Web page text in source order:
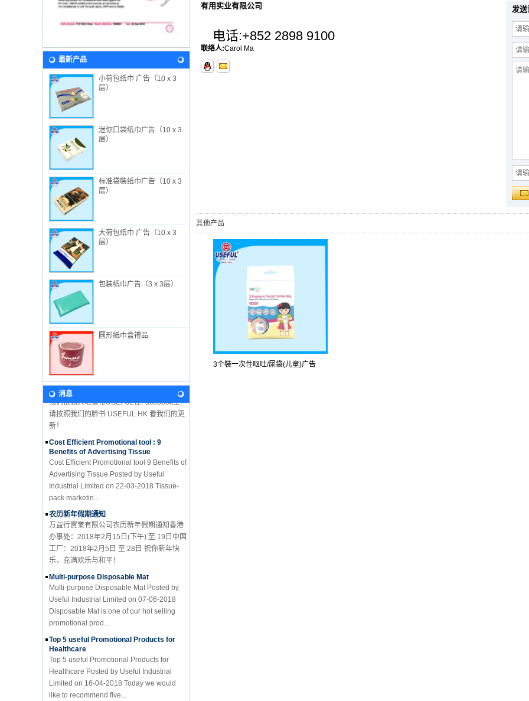
最新产品
小荷包纸巾 广告（10 x 3
层）
迷你口袋纸巾广告（10 x 3
层）
标准袋裝纸巾广告（10 x 3
层）
大荷包纸巾 广告（10 x 3
层）
包装纸巾广告（3 x 3层）
圆形紙巾盒禮品
消息
关于我们
萬益行工业有限公司 成立于 1982年, 总部设
在香港, 工厂在中国惠州, 专生产一次性卫生
用品。 除了向内地市场销售外, 萬益行的产
品也远销世界各地...
新闻
2018年婴儿展期间，我们来参观吧！ 我们期
待在这里见到你！ 香港婴儿用品展 2018年1
月8日至11日展位：3F-B11 万益行实业有限
公司 香港会议展览中...
我们的愿景
在未来, 萬益行将继续沿着从公司名称和徽标
中获得的原则和价值进行开发。致力延續公
司科学创新的精神和质量管理的承诺 (由
ISO9001: 2008 认证), ...
有用的Facebook
我们很高兴地宣布USEFUL在Facebook上！
请按照我们的脸书 USEFUL HK 看我们的更
新！
Cost Efficient Promotional tool : 9
Benefits of Advertising Tissue
Cost Efficient Promotional tool 9 Benefits of
Advertising Tissue Posted by Useful
Industrial Limited on 22-03-2018 Tissue-
pack marketin...
农历新年假期通知
万益行實業有限公司农历新年假期通知香港
办事处：2018年2月15日(下午) 至 19日中国
工厂：2018年2月5日 至 28日 祝你新年快
乐，充满欢乐与和平！
Multi-purpose Disposable Mat
Multi-purpose Disposable Mat Posted by
Useful Industrial Limited on 07-06-2018
Disposable Mat is one of our hot selling
promotional prod...
Top 5 useful Promotional Products for
Healthcare
Top 5 useful Promotional Products for
Healthcare Posted by Useful Industrial
Limited on 16-04-2018 Today we would
like to recommend five...
关于我们
有用实业有限公司
电话:+852 2898 9100
联络人:Carol Ma
发
其他产品
3个裝一次性呕吐/尿袋(儿童)广告